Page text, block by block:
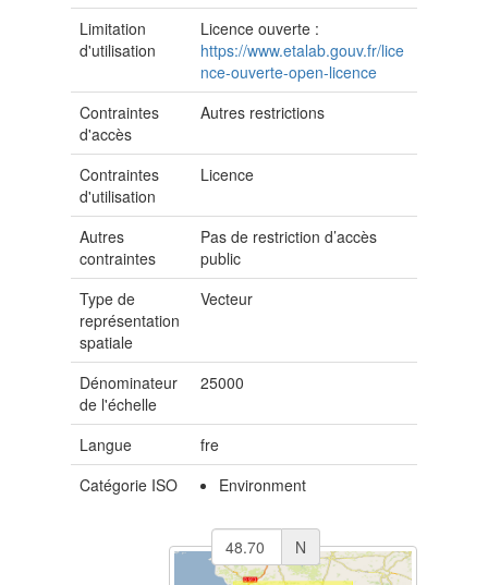
Limitation
d'utilisation
Licence ouverte :
https://www.etalab.gouv.fr/lice
nce-ouverte-open-licence
Contraintes
d'accès
Autres restrictions
Contraintes
d'utilisation
Licence
Autres
contraintes
Pas de restriction d’accès
public
Type de
représentation
spatiale
Vecteur
Dénominateur
de l'échelle
25000
Langue
fre
Catégorie ISO
Environment
N